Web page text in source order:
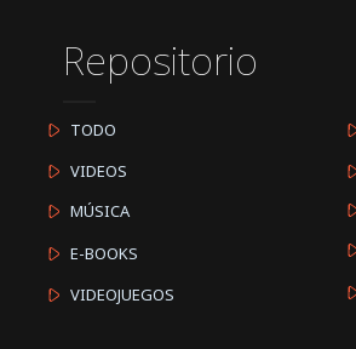
Repositorio
TODO
VIDEOS
MÚSICA
E-BOOKS
VIDEOJUEGOS